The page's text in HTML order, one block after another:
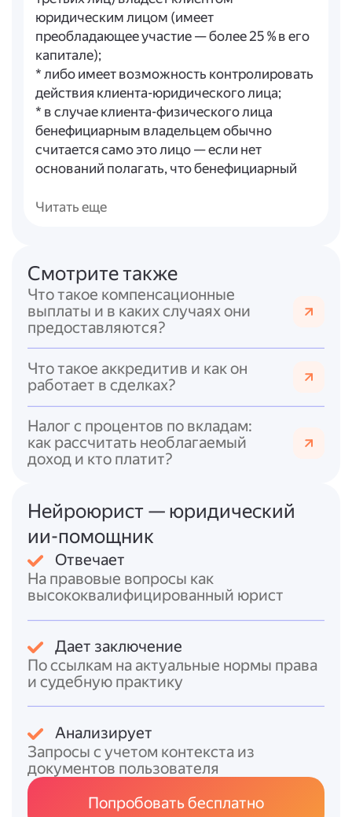
юридическим лицом (имеет
преобладающее участие — более 25 % в его
капитале);
* либо имеет возможность контролировать
действия клиента-юридического лица;
* в случае клиента-физического лица
бенефициарным владельцем обычно
считается само это лицо — если нет
оснований полагать, что бенефициарный
июля 2017 года № 913. Юридические лица
(в т. ч. иностранные, ведущие деятельность
в РФ) должны по запросам ФНС,
Росфинмониторинга и Минюста РФ
предоставлять документально
подтверждённые сведения о своих
бенефициарных владельцах.
Термин «бенефициарный владелец» также
используется в Федеральном законе от 3
августа 2018 года № 290-ФЗ «О
применяется в значении, определённом ФЗ
№ 115-ФЗ.
Итоговый ответ
Конечный бенефициар (бенефициарный
владелец)— это физическое лицо, которое
в конечном счёте:
* прямо или косвенно владеет клиентом-
юридическим лицом (имеет более 25 %
участия в его капитале) либо
действия клиента-юридического лица.
В случае клиента-физического лица
считается само это лицо — если нет
Читать еще
Смотрите также
Что такое компенсационные
выплаты и в каких случаях они
предоставляются?
Что такое аккредитив и как он
работает в сделках?
Налог с процентов по вкладам:
как рассчитать необлагаемый
доход и кто платит?
Нейроюрист — юридический
ии-помощник
Отвечает
На правовые вопросы как
высококвалифицированный юрист
Дает заключение
По ссылкам на актуальные нормы права
и судебную практику
Анализирует
Запросы с учетом контекста из
документов пользователя
Попробовать бесплатно